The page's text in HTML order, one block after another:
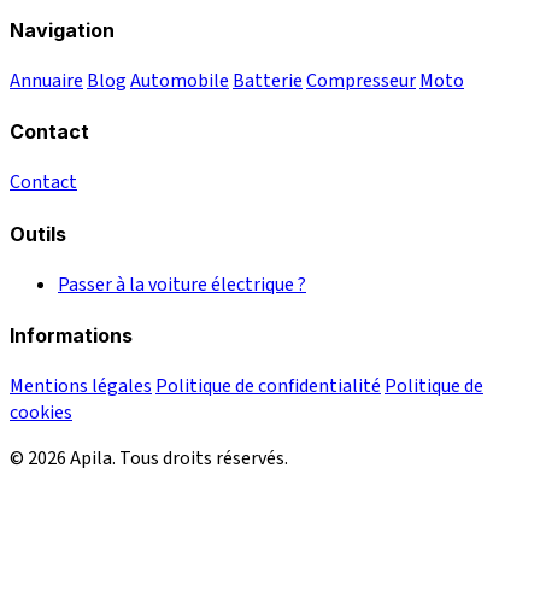
Navigation
Annuaire BlogAutomobile BatterieCompresseurMoto
Contact
Contact
Outils
Passer à la voiture électrique ?
Informations
Mentions légalesPolitique de confidentialitéPolitique de
cookies
© 2026 Apila. Tous droits réservés.